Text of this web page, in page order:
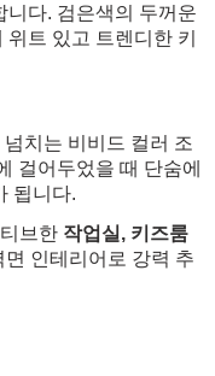
니다. 검은색의 두꺼운
트 있고 트렌디한 키
넘치는 비비드 컬러 조
걸어두었을 때 단숨에
됩니다.
브한 작업실, 키즈룸
면 인테리어로 강력 추